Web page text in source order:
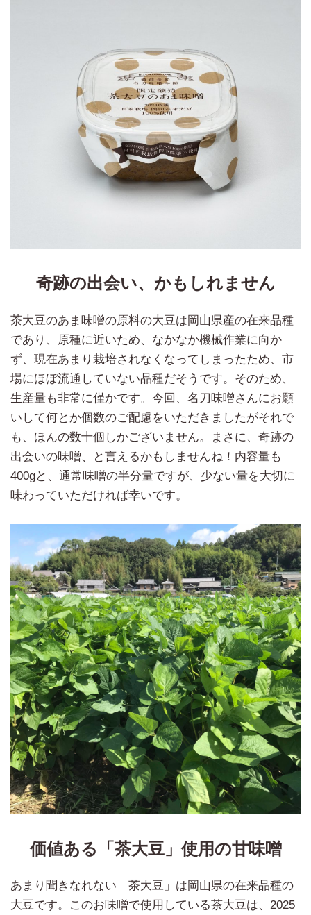
奇跡の出会い、かもしれません
茶大豆のあま味噌の原料の大豆は岡山県産の在来品種
であり、原種に近いため、なかなか機械作業に向か
ず、現在あまり栽培されなくなってしまったため、市
場にほぼ流通していない品種だそうです。そのため、
生産量も非常に僅かです。今回、名刀味噌さんにお願
いして何とか個数のご配慮をいただきましたがそれで
も、ほんの数十個しかございません。まさに、奇跡の
出会いの味噌、と言えるかもしませんね！内容量も
400gと、通常味噌の半分量ですが、少ない量を大切に
味わっていただければ幸いです。
価値ある「茶大豆」使用の甘味噌
あまり聞きなれない「茶大豆」は岡山県の在来品種の
大豆です。このお味噌で使用している茶大豆は、2025